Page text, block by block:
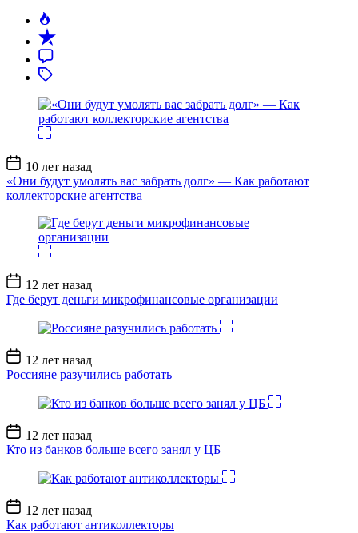
Дата
записи
10 лет назад
«Они будут умолять вас забрать долг» — Как работают
коллекторские агентства
Дата
записи
12 лет назад
Где берут деньги микрофинансовые организации
Дата
записи
12 лет назад
Россияне разучились работать
Дата
записи
12 лет назад
Кто из банков больше всего занял у ЦБ
Дата
записи
12 лет назад
Как работают антиколлекторы